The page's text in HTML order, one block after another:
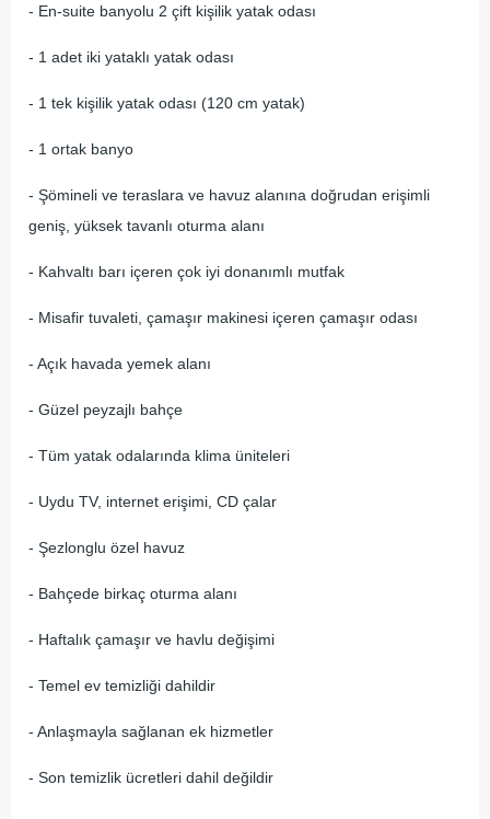
- En-suite banyolu 2 çift kişilik yatak odası
- 1 adet iki yataklı yatak odası
- 1 tek kişilik yatak odası (120 cm yatak)
- 1 ortak banyo
- Şömineli ve teraslara ve havuz alanına doğrudan erişimli
geniş, yüksek tavanlı oturma alanı
- Kahvaltı barı içeren çok iyi donanımlı mutfak
- Misafir tuvaleti, çamaşır makinesi içeren çamaşır odası
- Açık havada yemek alanı
- Güzel peyzajlı bahçe
- Tüm yatak odalarında klima üniteleri
- Uydu TV, internet erişimi, CD çalar
- Şezlonglu özel havuz
- Bahçede birkaç oturma alanı
- Haftalık çamaşır ve havlu değişimi
- Temel ev temizliği dahildir
- Anlaşmayla sağlanan ek hizmetler
- Son temizlik ücretleri dahil değildir